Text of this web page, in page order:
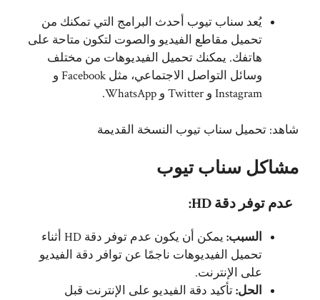
يُعد سناب تيوب أحدث البرامج التي تمكنك من
تحميل مقاطع الفيديو والصوت لتكون متاحة على
هاتفك. يمكنك تحميل الفيديوهات من مختلف
وسائل التواصل الاجتماعي، مثل Facebook و
Instagram و Twitter و WhatsApp.
شاهد: تحميل سناب تيوب النسخة القديمة
مشاكل سناب تيوب
عدم توفر دقة HD:
السبب:
يمكن أن يكون عدم توفر دقة HD أثناء
تحميل الفيديوهات ناجمًا عن توافر دقة الفيديو
على الإنترنت.
الحل:تأكيد دقة الفيديو على الإنترنت قبل